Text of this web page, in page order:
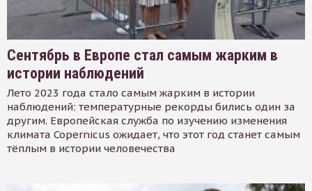
Сентябрь в Европе стал самым жарким в
истории наблюдений
Лето 2023 года стало самым жарким в истории
наблюдений: температурные рекорды бились один за
другим. Европейская служба по изучению изменения
климата Copernicus ожидает, что этот год станет самым
тёплым в истории человечества